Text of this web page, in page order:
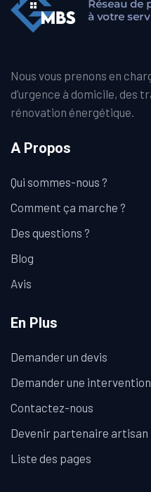
Nous vous prenons en
d’urgence à domicile, des
rénovation énergétique.
A Propos
Qui sommes-nous ?
Comment ça marche ?
Des questions ?
Blog
Avis
En Plus
Demander un devis
Demander une intervention
Contactez-nous
Devenir partenaire artisan
Liste des pages